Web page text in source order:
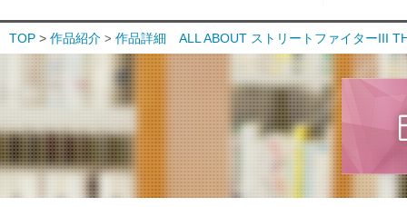
TOP > 作品紹介 > 作品詳細 ALL ABOUT ストリートファイターIII